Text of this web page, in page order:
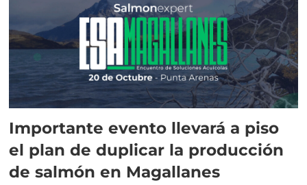
Importante evento llevará a piso
el plan de duplicar la producción
de salmón en Magallanes